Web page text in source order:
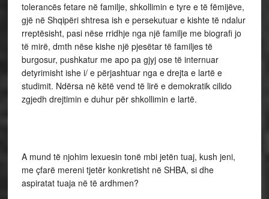
tolerancës fetare në familje, shkollimin e tyre e të fëmijëve,
gjë në Shqipëri shtresa ish e persekutuar e kishte të ndalur
rreptësisht, pasi nëse rridhje nga një familje me biografi jo
të mirë, dmth nëse kishe një pjesëtar të familjes të
burgosur, pushkatur me apo pa gjyj ose të internuar
detyrimisht ishe i/ e përjashtuar nga e drejta e lartë e
studimit. Ndërsa në këtë vend të lirë e demokratik cilido
zgjedh drejtimin e duhur për shkollimin e lartë.
A mund të njohim lexuesin tonë mbi jetën tuaj, kush jeni,
me çfarë mereni tjetër konkretisht në SHBA, si dhe
aspiratat tuaja në të ardhmen?